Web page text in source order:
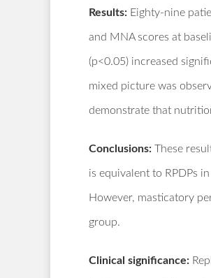
Results: Eighty-nine
and MNA scores at
(p<0.05) increased
mixed picture was
demonstrate that
Conclusions: These
is equivalent to RPDPs
However, masticatory
group.
Clinical significance: